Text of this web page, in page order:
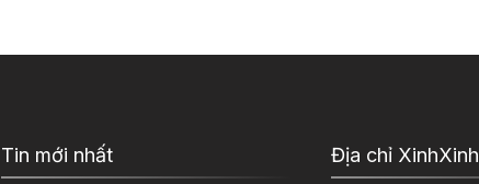
Tin mới nhất Địa chỉ XinhXinh